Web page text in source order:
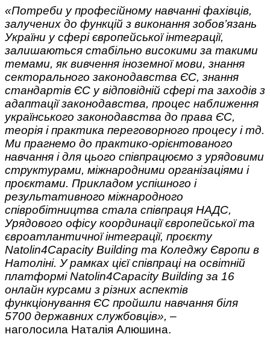
«Потреби у професійному навчанні фахівців,
залучених до функцій з виконання зобов’язань
України у сфері європейської інтеграції,
залишаються стабільно високими за такими
темами, як вивчення іноземної мови, знання
секторального законодавства ЄС, знання
стандартів ЄС у відповідній сфері та заходів з
адаптації законодавства, процес наближення
українського законодавства до права ЄС,
теорія і практика переговорного процесу і тд.
Ми прагнемо до практико-орієнтованого
навчання і для цього співпрацюємо з урядовими
структурами, міжнародними організаціями і
проєктами. Прикладом успішного і
результативного міжнародного
співробітництва стала співпраця НАДС,
Урядового офісу координації європейської та
євроатлантичної інтеграції, проєкту
Natolin4Capacity Building та Коледжу Європи в
Натоліні. У рамках цієї співпраці на освітній
платформі Natolin4Capacity Building за 16
онлайн курсами з різних аспектів
функціонування ЄС пройшли навчання біля
5700 державних службовців», –
наголосила Наталія Алюшина.